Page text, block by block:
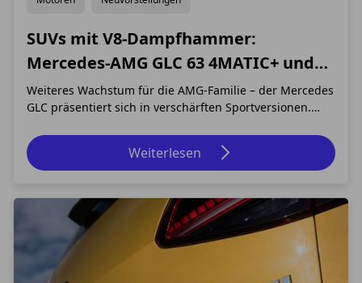
SUVs mit V8-Dampfhammer:
Mercedes-AMG GLC 63 4MATIC+ und
GLC 63 4MATIC+ Coupé
Weiteres Wachstum für die AMG-Familie – der Mercedes
GLC präsentiert sich in verschärften Sportversionen.
PS) Leistung satt: Wenn es dem neuen Mercedes-AMG
GLC 63 4MATIC+ an einem nicht mangelt, dann ist es
Druck in buchstäblich jeder Fahrsituatio
Weiterlesen